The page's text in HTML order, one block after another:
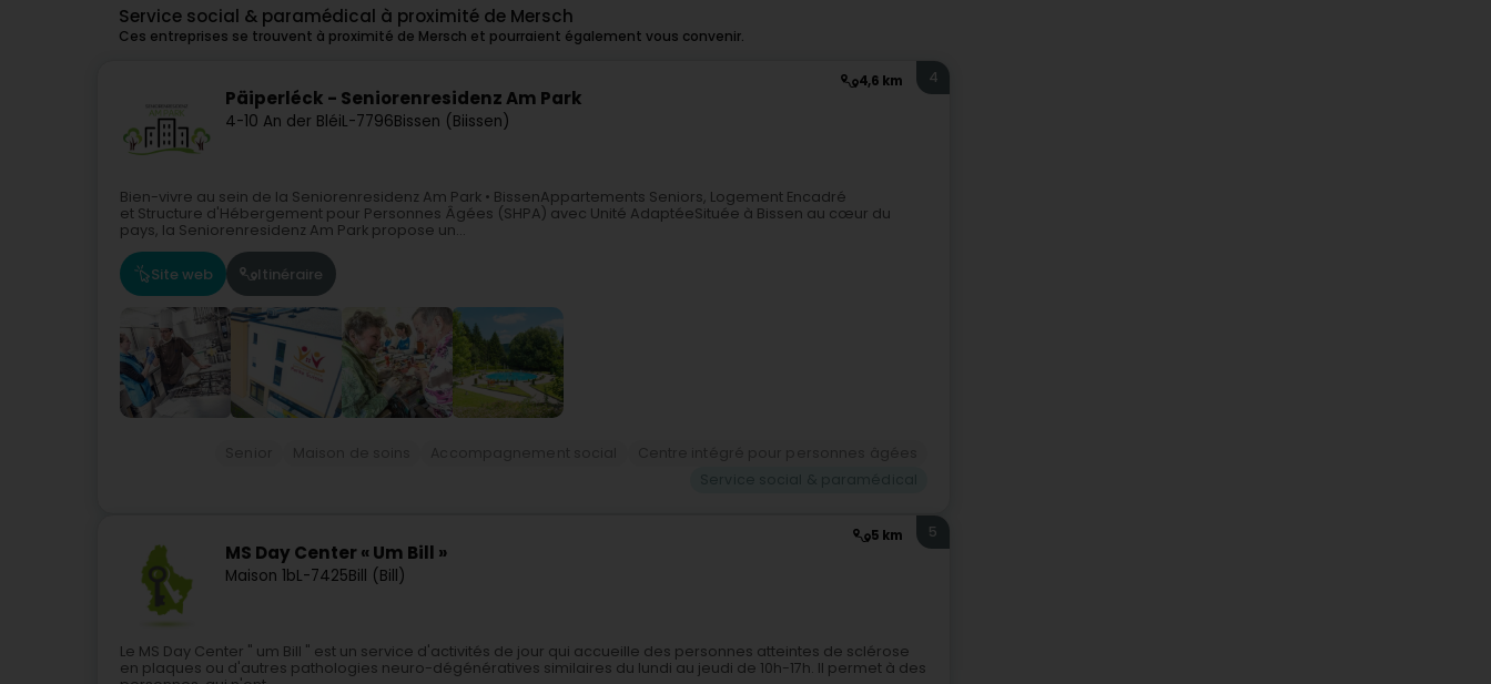
Service social & paramédical à proximité de Mersch
Ces entreprises se trouvent à proximité de Mersch et pourraient également vous convenir.
4,6 km
Päiperléck - Seniorenresidenz Am Park
4-10 An der BléiL-7796Bissen (Biissen)
4
Bien-vivre au sein de la Seniorenresidenz Am Park • BissenAppartements Seniors, Logement Encadré
et Structure d'Hébergement pour Personnes Âgées (SHPA) avec Unité AdaptéeSituée à Bissen au cœur du
pays, la Seniorenresidenz Am Park propose un...
Site web Itinéraire
5 km
MS Day Center « Um Bill »
Maison 1bL-7425Bill (Bill)
5
Le MS Day Center " um Bill " est un service d'activités de jour qui accueille des personnes atteintes de sclérose
en plaques ou d'autres pathologies neuro-dégénératives similaires du lundi au jeudi de 10h-17h. Il permet à des